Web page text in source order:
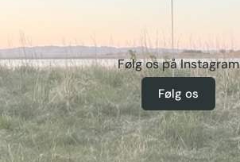
Følg os på Instagram
Følg os